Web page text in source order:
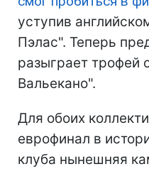
уступив
Пэлас". Теперь
разыграет трофей
Вальекано".
Для обоих
еврофинал в
клуба нынешняя